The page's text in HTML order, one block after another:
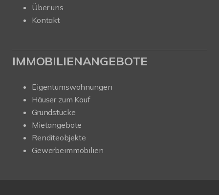
Über uns
Kontakt
IMMOBILIENANGEBOTE
Eigentumswohnungen
Häuser zum Kauf
Grundstücke
Mietangebote
Renditeobjekte
Gewerbeimmobilien